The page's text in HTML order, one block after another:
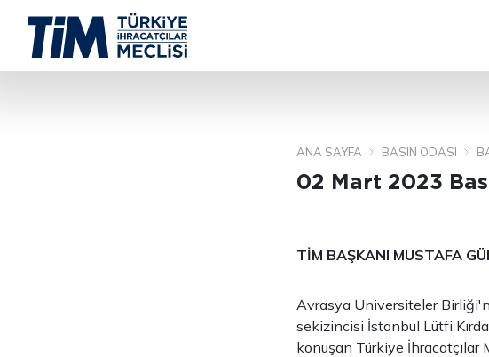
ANA SAYFA BASIN ODASI
02 Mart 2023
TİM BAŞKANI MUSTAFA
Avrasya Üniversiteler
sekizincisi İstanbul Lütfi
konuşan Türkiye İhracatçılar